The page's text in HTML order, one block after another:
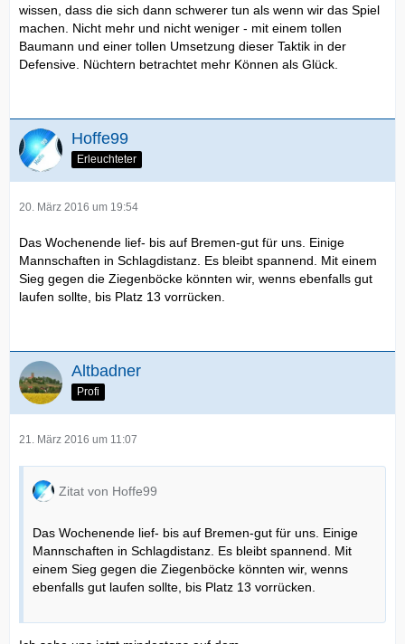
wissen, dass die sich dann schwerer tun als wenn wir das Spiel
machen. Nicht mehr und nicht weniger - mit einem tollen
Baumann und einer tollen Umsetzung dieser Taktik in der
Defensive. Nüchtern betrachtet mehr Können als Glück.
Hoffe99
Erleuchteter
20. März 2016 um 19:54
Das Wochenende lief- bis auf Bremen-gut für uns. Einige
Mannschaften in Schlagdistanz. Es bleibt spannend. Mit einem
Sieg gegen die Ziegenböcke könnten wir, wenns ebenfalls gut
laufen sollte, bis Platz 13 vorrücken.
Altbadner
Profi
21. März 2016 um 11:07
Zitat von Hoffe99
Das Wochenende lief- bis auf Bremen-gut für uns. Einige
Mannschaften in Schlagdistanz. Es bleibt spannend. Mit
einem Sieg gegen die Ziegenböcke könnten wir, wenns
ebenfalls gut laufen sollte, bis Platz 13 vorrücken.